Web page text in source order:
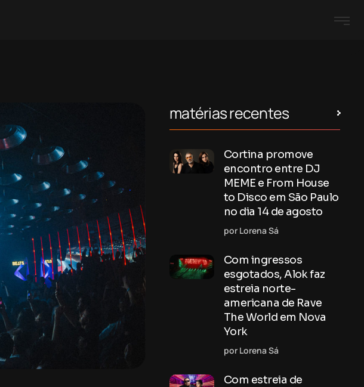
matérias recentes
Cortina promove
encontro entre DJ
MEME e From House
to Disco em São Paulo
no dia 14 de agosto
por Lorena Sá
Com ingressos
esgotados, Alok faz
estreia norte-
americana de Rave
The World em Nova
York
por Lorena Sá
Com estreia de